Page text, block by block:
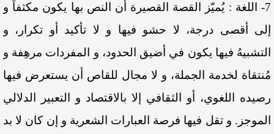
7- اللغة : يُميّز القصة القصيرة أن النص بها يكون مكثفاً و
إلى أقصى درجة، لا حشو فيها و لا تأكيد أو تكرار، و
التشبيهُ فيها يكون في أضيق الحدود، و المفردات مرهِفة و
مُنتقاة لخدمة الجملة، و لا مجال للقاص أن يستعرض فيها
رصيده اللغوي، أو الثقافي إلا بالاقتصاد و التعبير الدلالي
الموجز. و تقل فيها فرصة العبارات الشعرية و إن كان لا بد